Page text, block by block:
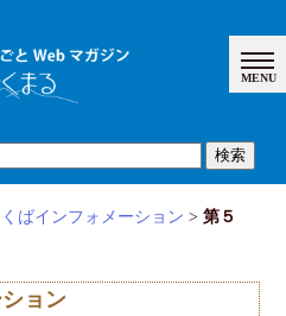
ばインフォメーション >第５
ョン